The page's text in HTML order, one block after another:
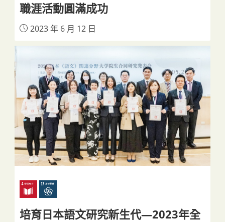
職涯活動圓滿成功
2023 年 6 月 12 日
培育日本語文研究新生代—2023年全